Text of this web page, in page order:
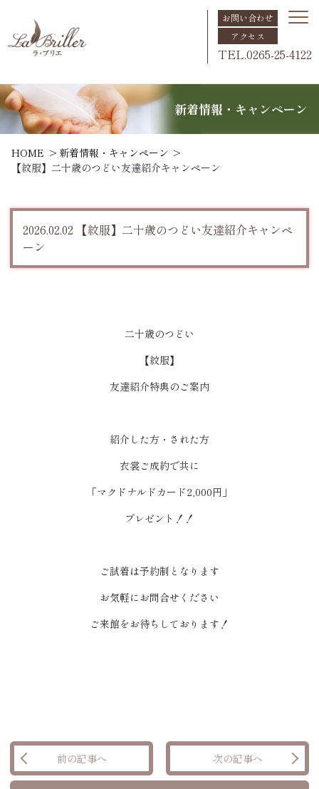
お問い合わせ
アクセス
TEL.0265-25-4122
新着情報・キャンペーン
HOME
新着情報・キャンペーン
【紋服】二十歳のつどい友達紹介キャンペーン
2026.02.02 【紋服】二十歳のつどい友達紹介キャンペ
ーン
二十歳のつどい
【紋服】
友達紹介特典のご案内
紹介した方・された方
衣裳ご成約で共に
「マクドナルドカード2,000円」
プレゼント！！
ご試着は予約制となります
お気軽にお問合せください
ご来館をお待ちしております！
前の記事へ 次の記事へ